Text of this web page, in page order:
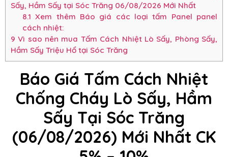
Sấy, Hầm Sấy tại Sóc Trăng 06/08/2026 Mới Nhất
8.1 Xem thêm Báo giá các loại tấm Panel panel
cách nhiệt:
9 Vì sao nên mua Tấm Cách Nhiệt Lò Sấy, Phòng Sấy,
Hầm Sấy Triệu Hổ tại Sóc Trăng
Báo Giá Tấm Cách Nhiệt
Chống Cháy Lò Sấy, Hầm
Sấy Tại Sóc Trăng
(06/08/2026) Mới Nhất CK